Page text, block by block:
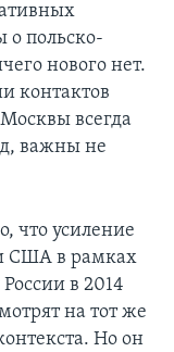
о польско-
нового нет.
контактов
всегда
важны не
что усиление
США в рамках
в 2014
на тот же
Но он